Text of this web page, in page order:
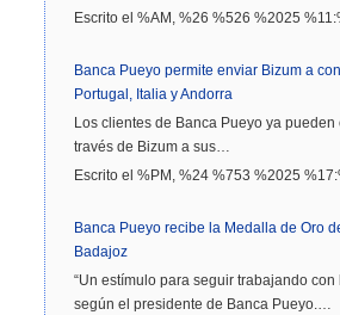
Escrito el %AM, %26 %526 %2025
Banca Pueyo permite enviar Bizum a
Portugal, Italia y Andorra
Los clientes de Banca Pueyo ya
través de Bizum a sus…
Escrito el %PM, %24 %753 %2025
Banca Pueyo recibe la Medalla de Oro
Badajoz
“Un estímulo para seguir trabajando con
según el presidente de Banca Pueyo.…